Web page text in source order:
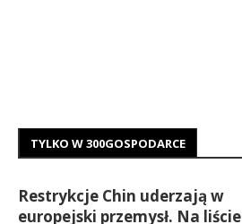
TYLKO W 300GOSPODARCE
Restrykcje Chin uderzają w
europejski przemysł. Na liście